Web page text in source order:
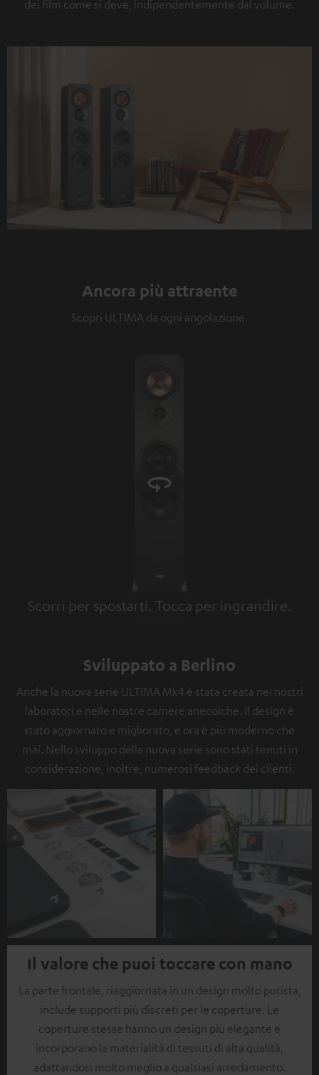
dei film come si deve, indipendentemente dal volume.
Ancora più attraente
Scopri ULTIMA da ogni angolazione.
Scorri per spostarti. Tocca per ingrandire.
Tap to zoom
Sviluppato a Berlino
Anche la nuova serie ULTIMA Mk4 è stata creata nei nostri
laboratori e nelle nostre camere anecoiche. Il design è
stato aggiornato e migliorato, e ora è più moderno che
mai. Nello sviluppo della nuova serie sono stati tenuti in
considerazione, inoltre, numerosi feedback dei clienti.
Il valore che puoi toccare con mano
La parte frontale, riaggiornata in un design molto purista,
include supporti più discreti per le coperture. Le
coperture stesse hanno un design più elegante e
incorporano la materialità di tessuti di alta qualità,
adattandosi molto meglio a qualsiasi arredamento.